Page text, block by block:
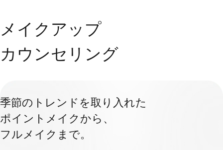
メイクアップ
カウンセリング
季節のトレンドを取り入れた
ポイントメイクから、
フルメイクまで。